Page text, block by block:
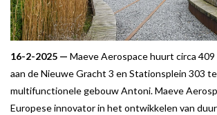
16-2-2025 — Maeve Aerospace huurt circa
aan de Nieuwe Gracht 3 en Stationsplein 303
multifunctionele gebouw Antoni. Maeve
Europese innovator in het ontwikkelen van